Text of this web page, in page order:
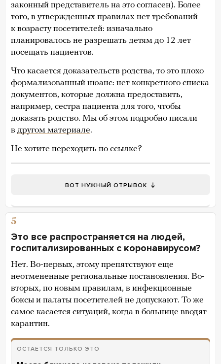
законный представитель на это согласен). Более
того, в утвержденных правилах нет требований
к возрасту посетителей: изначально
планировалось не разрешать детям до 12 лет
посещать пациентов.
Что касается доказательств родства, то это плохо
формализованный нюанс: нет конкретного списка
документов, которые должна предоставить,
например, сестра пациента для того, чтобы
доказать родство. Мы об этом подробно писали
в другом материале.
Не хотите переходить по ссылке?
ВОТ НУЖНЫЙ ОТРЫВОК
5
Это все распространяется на людей,
госпитализированных с коронавирусом?
Нет. Во-первых, этому препятствуют еще
неотмененные региональные постановления. Во-
вторых, по новым правилам, в инфекционные
боксы и палаты посетителей не допускают. То же
самое касается ситуаций, когда в больнице вводят
карантин.
ОСТАЕТСЯ ТОЛЬКО ЭТО